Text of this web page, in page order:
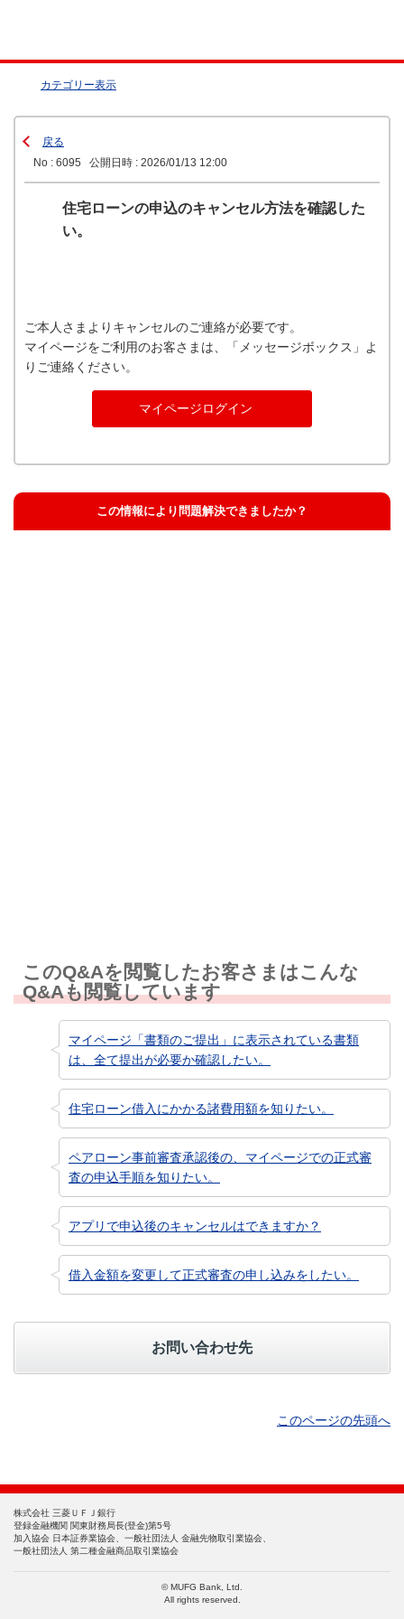
カテゴリー表示
戻る
No : 6095
公開日時 : 2026/01/13 12:00
住宅ローンの申込のキャンセル方法を確認した
い。
ご本人さまよりキャンセルのご連絡が必要です。
マイページをご利用のお客さまは、「メッセージボックス」よ
りご連絡ください。
マイページログイン
この情報により問題解決できましたか？
このQ&Aを閲覧したお客さまはこんな
Q&Aも閲覧しています
マイページ「書類のご提出」に表示されている書類
は、全て提出が必要か確認したい。
住宅ローン借入にかかる諸費用額を知りたい。
ペアローン事前審査承認後の、マイページでの正式審
査の申込手順を知りたい。
アプリで申込後のキャンセルはできますか？
借入金額を変更して正式審査の申し込みをしたい。
お問い合わせ先
このページの先頭へ
株式会社 三菱ＵＦＪ銀行
登録金融機関 関東財務局長(登金)第5号
加入協会 日本証券業協会、一般社団法人 金融先物取引業協会、
一般社団法人 第二種金融商品取引業協会
© MUFG Bank, Ltd.
All rights reserved.